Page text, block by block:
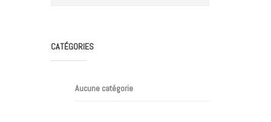
CATÉGORIES
Aucune catégorie